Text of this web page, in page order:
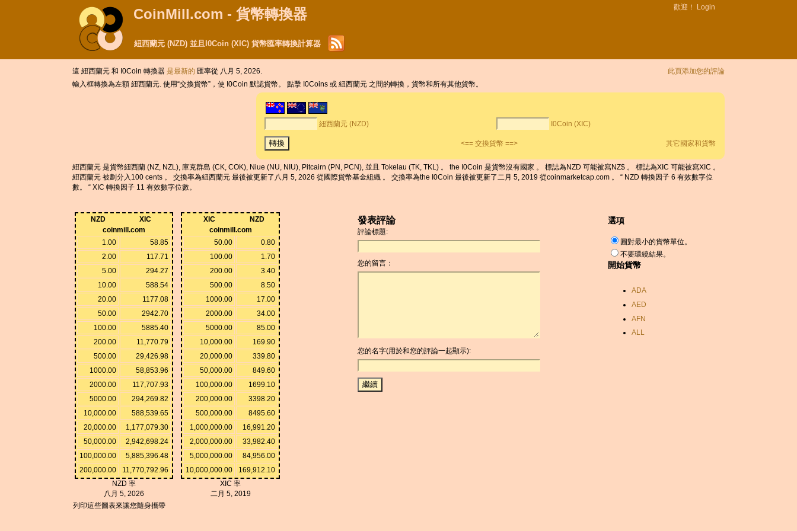
CoinMill.com - 貨幣轉換器 歡迎！ Login
紐西蘭元 (NZD) 並且I0Coin (XIC) 貨幣匯率轉換計算器
此頁添加您的評論
這 紐西蘭元 和 I0Coin 轉換器 是最新的 匯率從 八月 5, 2026.
輸入框轉換為左額 紐西蘭元. 使用“交換貨幣”，使 I0Coin 默認貨幣。 點擊 I0Coins 或 紐西蘭元 之間的轉換，貨幣和所有其他貨幣。
紐西蘭元 (NZD) I0Coin (XIC)
<== 交換貨幣 ==> 其它國家和貨幣
紐西蘭元 是貨幣紐西蘭 (NZ, NZL), 庫克群島 (CK, COK), Niue (NU, NIU), Pitcairn (PN, PCN), 並且 Tokelau (TK, TKL) 。 the I0Coin 是貨幣沒有國家 。 標誌為NZD 可能被寫NZ$ 。 標誌為XIC 可能被寫XIC 。
紐西蘭元 被劃分入100 cents 。 交換率為紐西蘭元 最後被更新了八月 5, 2026 從國際貨幣基金組織 。 交換率為the I0Coin 最後被更新了二月 5, 2019 從coinmarketcap.com 。 “ NZD 轉換因子 6 有效數字位
數。 “ XIC 轉換因子 11 有效數字位數。
NZD
XIC
coinmill.com
1.00
58.85
2.00
117.71
5.00
294.27
10.00
588.54
20.00
1177.08
50.00
2942.70
100.00
5885.40
200.00
11,770.79
500.00
29,426.98
1000.00
58,853.96
2000.00
117,707.93
5000.00
294,269.82
10,000.00
588,539.65
20,000.00
1,177,079.30
50,000.00
2,942,698.24
100,000.00
5,885,396.48
200,000.00
11,770,792.96
NZD 率
八月 5, 2026
XIC
NZD
coinmill.com
50.00
0.80
100.00
1.70
200.00
3.40
500.00
8.50
1000.00
17.00
2000.00
34.00
5000.00
85.00
10,000.00
169.90
20,000.00
339.80
50,000.00
849.60
100,000.00
1699.10
200,000.00
3398.20
500,000.00
8495.60
1,000,000.00
16,991.20
2,000,000.00
33,982.40
5,000,000.00
84,956.00
10,000,000.00
169,912.10
XIC 率
二月 5, 2019
列印這些圖表來讓您隨身攜帶
發表評論
評論標題:
您的留言：
您的名字(用於和您的評論一起顯示):
選項
圓對最小的貨幣單位。
不要環繞結果。
開始貨幣
ADA
AED
AFN
ALL